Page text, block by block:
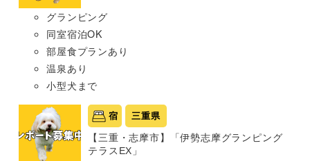
グランピング
同室宿泊OK
部屋食プランあり
温泉あり
小型犬まで
宿 三重県
【三重・志摩市】「伊勢志摩グランピング
テラスEX」